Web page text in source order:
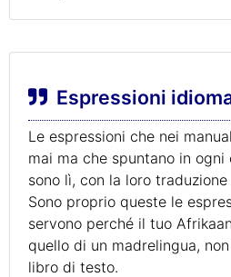
Espressioni
Le espressioni che nei
mai ma che spuntano in ogni
sono lì, con la loro
Sono proprio queste le
servono perché il tuo
quello di un madrelingua,
libro di testo.